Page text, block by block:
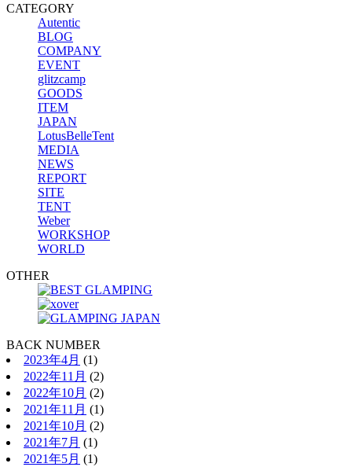
CATEGORY
Autentic
BLOG
COMPANY
EVENT
glitzcamp
GOODS
ITEM
JAPAN
LotusBelleTent
MEDIA
NEWS
REPORT
SITE
TENT
Weber
WORKSHOP
WORLD
OTHER
BACK NUMBER
2023年4月 (1)
2022年11月 (2)
2022年10月 (2)
2021年11月 (1)
2021年10月 (2)
2021年7月 (1)
2021年5月 (1)